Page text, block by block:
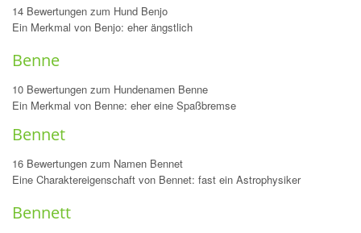
14 Bewertungen zum Hund Benjo
Ein Merkmal von Benjo: eher ängstlich
Benne
10 Bewertungen zum Hundenamen Benne
Ein Merkmal von Benne: eher eine Spaßbremse
Bennet
16 Bewertungen zum Namen Bennet
Eine Charaktereigenschaft von Bennet: fast ein Astrophysiker
Bennett